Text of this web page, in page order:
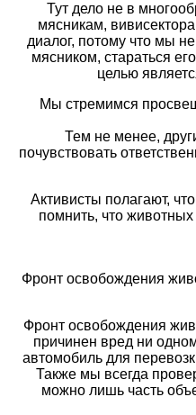
Тут дело не в
мясникам,
диалог, потому что мы
мясником, стараться
целью
Мы стремимся
Тем не менее,
почувствовать
Активисты полагают,
помнить, что
Фронт освобождения
Фронт освобождения
причинен вред ни
автомобиль для
Также мы всегда
можно лишь часть